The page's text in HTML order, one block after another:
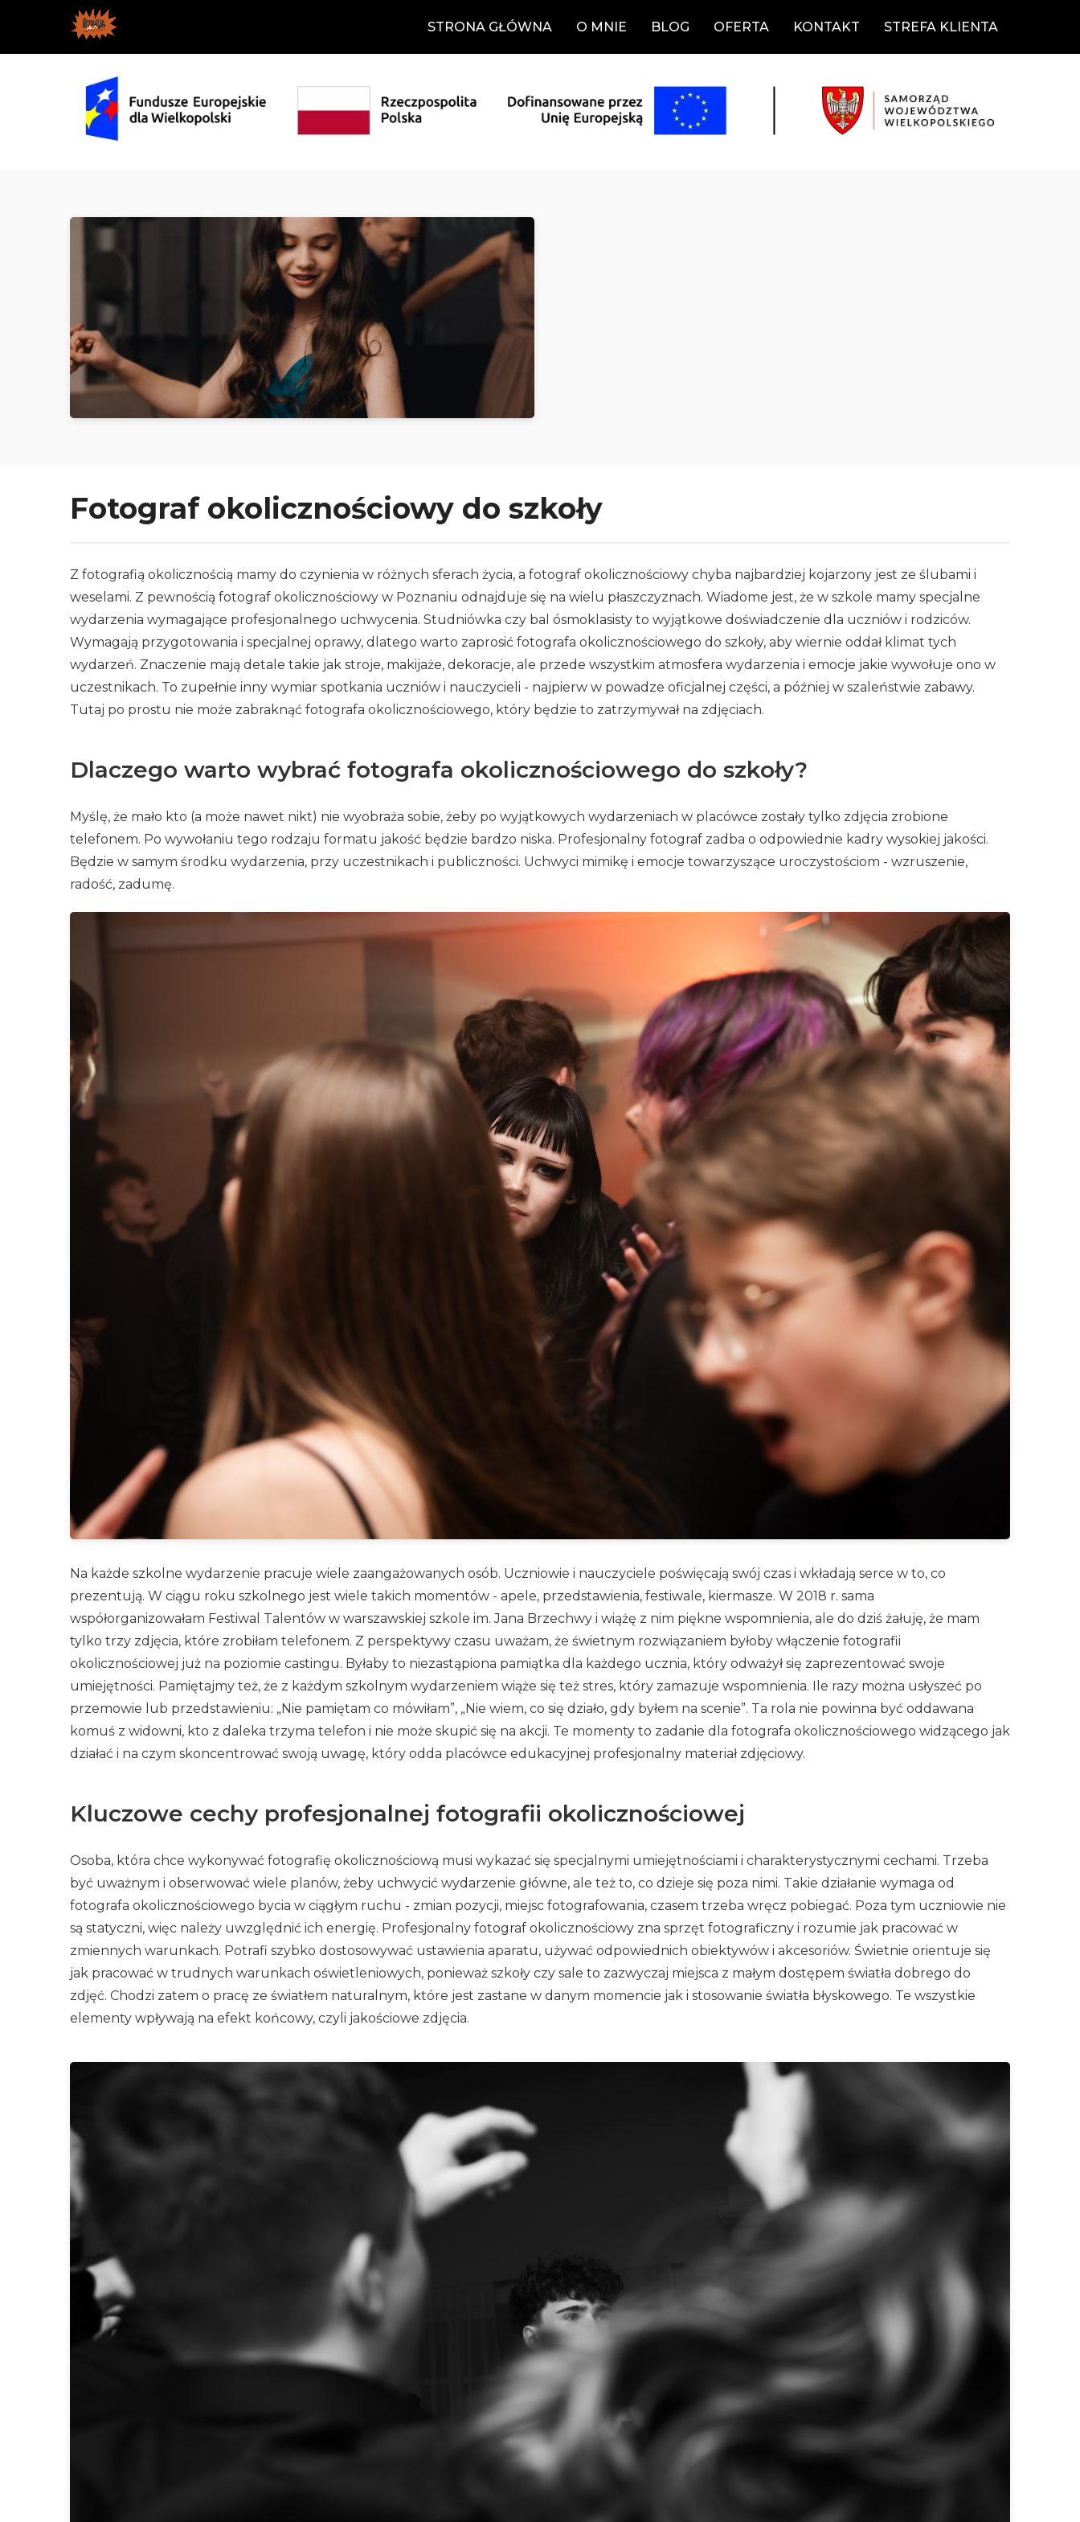
STRONA GŁÓWNA O MNIE BLOG OFERTA KONTAKT STREFA KLIENTA
Fotograf okolicznościowy do szkoły
Z fotografią okolicznością mamy do czynienia w różnych sferach życia, a fotograf okolicznościowy chyba najbardziej kojarzony jest ze ślubami i
weselami. Z pewnością fotograf okolicznościowy w Poznaniu odnajduje się na wielu płaszczyznach. Wiadome jest, że w szkole mamy specjalne
wydarzenia wymagające profesjonalnego uchwycenia. Studniówka czy bal ósmoklasisty to wyjątkowe doświadczenie dla uczniów i rodziców.
Wymagają przygotowania i specjalnej oprawy, dlatego warto zaprosić fotografa okolicznościowego do szkoły, aby wiernie oddał klimat tych
wydarzeń. Znaczenie mają detale takie jak stroje, makijaże, dekoracje, ale przede wszystkim atmosfera wydarzenia i emocje jakie wywołuje ono w
uczestnikach. To zupełnie inny wymiar spotkania uczniów i nauczycieli - najpierw w powadze oficjalnej części, a później w szaleństwie zabawy.
Tutaj po prostu nie może zabraknąć fotografa okolicznościowego, który będzie to zatrzymywał na zdjęciach.
Dlaczego warto wybrać fotografa okolicznościowego do szkoły?
Myślę, że mało kto (a może nawet nikt) nie wyobraża sobie, żeby po wyjątkowych wydarzeniach w placówce zostały tylko zdjęcia zrobione
telefonem. Po wywołaniu tego rodzaju formatu jakość będzie bardzo niska. Profesjonalny fotograf zadba o odpowiednie kadry wysokiej jakości.
Będzie w samym środku wydarzenia, przy uczestnikach i publiczności. Uchwyci mimikę i emocje towarzyszące uroczystościom - wzruszenie,
radość, zadumę.
Na każde szkolne wydarzenie pracuje wiele zaangażowanych osób. Uczniowie i nauczyciele poświęcają swój czas i wkładają serce w to, co
prezentują. W ciągu roku szkolnego jest wiele takich momentów - apele, przedstawienia, festiwale, kiermasze. W 2018 r. sama
współorganizowałam Festiwal Talentów w warszawskiej szkole im. Jana Brzechwy i wiążę z nim piękne wspomnienia, ale do dziś żałuję, że mam
tylko trzy zdjęcia, które zrobiłam telefonem. Z perspektywy czasu uważam, że świetnym rozwiązaniem byłoby włączenie fotografii
okolicznościowej już na poziomie castingu. Byłaby to niezastąpiona pamiątka dla każdego ucznia, który odważył się zaprezentować swoje
umiejętności. Pamiętajmy też, że z każdym szkolnym wydarzeniem wiąże się też stres, który zamazuje wspomnienia. Ile razy można usłyszeć po
przemowie lub przedstawieniu: „Nie pamiętam co mówiłam”, „Nie wiem, co się działo, gdy byłem na scenie”. Ta rola nie powinna być oddawana
komuś z widowni, kto z daleka trzyma telefon i nie może skupić się na akcji. Te momenty to zadanie dla fotografa okolicznościowego widzącego jak
działać i na czym skoncentrować swoją uwagę, który odda placówce edukacyjnej profesjonalny materiał zdjęciowy.
Kluczowe cechy profesjonalnej fotografii okolicznościowej
Osoba, która chce wykonywać fotografię okolicznościową musi wykazać się specjalnymi umiejętnościami i charakterystycznymi cechami. Trzeba
być uważnym i obserwować wiele planów, żeby uchwycić wydarzenie główne, ale też to, co dzieje się poza nimi. Takie działanie wymaga od
fotografa okolicznościowego bycia w ciągłym ruchu - zmian pozycji, miejsc fotografowania, czasem trzeba wręcz pobiegać. Poza tym uczniowie nie
są statyczni, więc należy uwzględnić ich energię. Profesjonalny fotograf okolicznościowy zna sprzęt fotograficzny i rozumie jak pracować w
zmiennych warunkach. Potrafi szybko dostosowywać ustawienia aparatu, używać odpowiednich obiektywów i akcesoriów. Świetnie orientuje się
jak pracować w trudnych warunkach oświetleniowych, ponieważ szkoły czy sale to zazwyczaj miejsca z małym dostępem światła dobrego do
zdjęć. Chodzi zatem o pracę ze światłem naturalnym, które jest zastane w danym momencie jak i stosowanie światła błyskowego. Te wszystkie
elementy wpływają na efekt końcowy, czyli jakościowe zdjęcia.